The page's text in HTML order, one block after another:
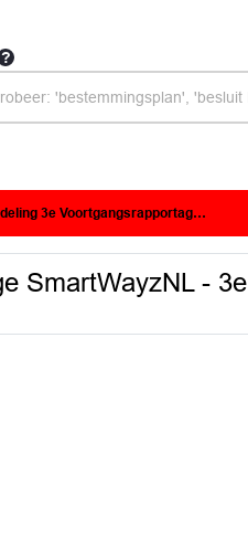
- 3e Voortgangsrapportage Programma SmartWayZNL.pdf
SmartWayzNL - 3e